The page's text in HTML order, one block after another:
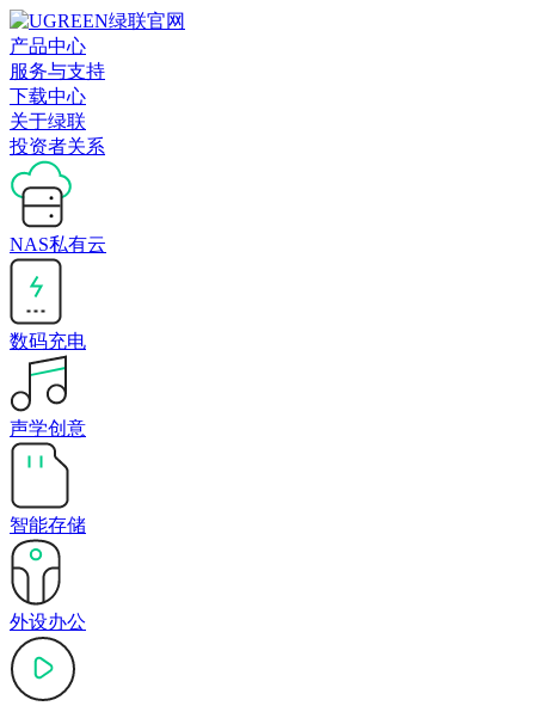
产品中心
服务与支持
下载中心
关于绿联
投资者关系
NAS私有云
数码充电
声学创意
智能存储
外设办公